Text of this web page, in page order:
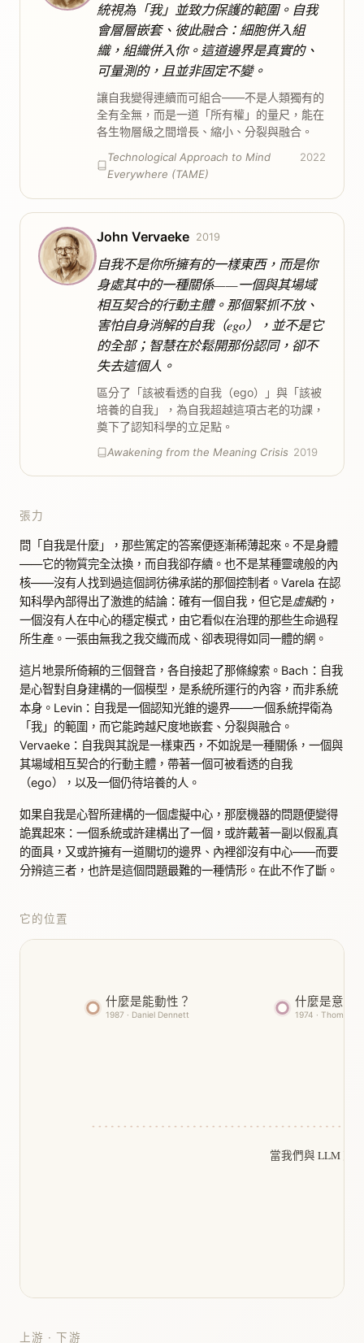
統視為「我」並致力保護的範圍。自我
會層層嵌套、彼此融合：細胞併入組
織，組織併入你。這道邊界是真實的、
可量測的，且並非固定不變。
讓自我變得連續而可組合——不是人類獨有的
全有全無，而是一道「所有權」的量尺，能在
各生物層級之間增長、縮小、分裂與融合。
Technological Approach to Mind
Everywhere (TAME)
2022
John Vervaeke 2019
自我不是你所擁有的一樣東西，而是你
身處其中的一種關係——一個與其場域
相互契合的行動主體。那個緊抓不放、
害怕自身消解的自我（ego），並不是它
的全部；智慧在於鬆開那份認同，卻不
失去這個人。
區分了「該被看透的自我（ego）」與「該被
培養的自我」，為自我超越這項古老的功課，
奠下了認知科學的立足點。
Awakening from the Meaning Crisis 2019
張力
問「自我是什麼」，那些篤定的答案便逐漸稀薄起來。不是身體
——它的物質完全汰換，而自我卻存續。也不是某種靈魂般的內
核——沒有人找到過這個詞彷彿承諾的那個控制者。Varela 在認
知科學內部得出了激進的結論：確有一個自我，但它是虛擬的，
一個沒有人在中心的穩定模式，由它看似在治理的那些生命過程
所生產。一張由無我之我交織而成、卻表現得如同一體的網。
這片地景所倚賴的三個聲音，各自接起了那條線索。Bach：自我
是心智對自身建構的一個模型，是系統所運行的內容，而非系統
本身。Levin：自我是一個認知光錐的邊界——一個系統捍衛為
「我」的範圍，而它能跨越尺度地嵌套、分裂與融合。
Vervaeke：自我與其說是一樣東西，不如說是一種關係，一個與
其場域相互契合的行動主體，帶著一個可被看透的自我
（ego），以及一個仍待培養的人。
如果自我是心智所建構的一個虛擬中心，那麼機器的問題便變得
詭異起來：一個系統或許建構出了一個，或許戴著一副以假亂真
的面具，又或許擁有一道關切的邊界、內裡卻沒有中心——而要
分辨這三者，也許是這個問題最難的一種情形。在此不作了斷。
它的位置
什麼是能動性？
1987 · Daniel Dennett
什麼是意識
1974 · Thomas
當我們與 LLM 交
上游 · 下游